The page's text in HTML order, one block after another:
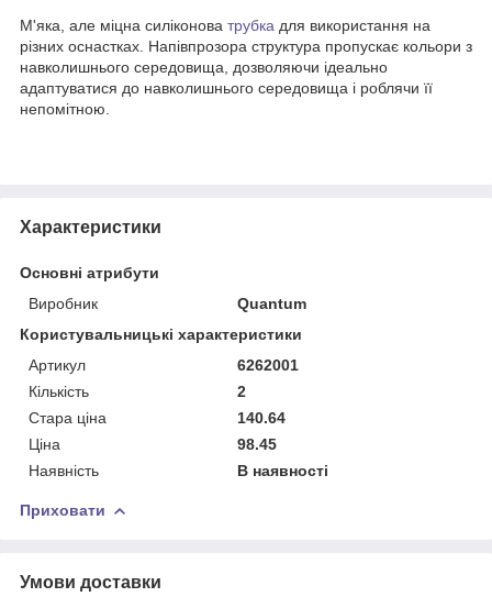
М'яка, але міцна силіконова трубка для використання на
різних оснастках. Напівпрозора структура пропускає кольори з
навколишнього середовища, дозволяючи ідеально
адаптуватися до навколишнього середовища і роблячи її
непомітною.
Характеристики
Основні атрибути
Виробник
Quantum
Користувальницькі характеристики
Артикул
6262001
Кількість
2
Стара ціна
140.64
Ціна
98.45
Наявність
В наявності
Приховати
Умови доставки